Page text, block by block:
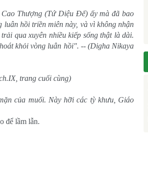
Thượng (Tứ Diệu Ðế) ấy mà đã bao
hồi triền miên này, và vì không nhận
qua xuyên nhiều kiếp sống thật là dài.
khỏi vòng luân hồi". -- (Digha Nikaya
trang cuối cùng)
của muối. Này hỡi các tỳ khưu, Giáo
để lầm lẫn.